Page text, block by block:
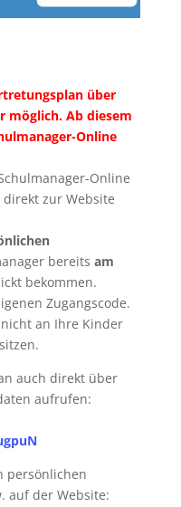
über
möglich. Ab diesem
Online
Online
zur Website
bereits am
bekommen.
Zugangscode.
an Ihre Kinder
auch direkt über
aufrufen:
persönlichen
auf der Website: